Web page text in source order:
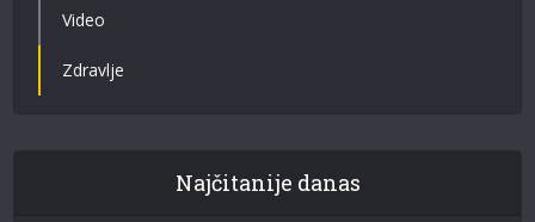
Video
Zdravlje
Najčitanije danas